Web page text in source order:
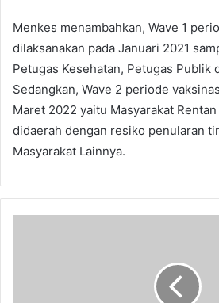
Menkes menambahkan, Wave 1
dilaksanakan pada Januari 2021
Petugas Kesehatan, Petugas Publik
Sedangkan, Wave 2 periode
Maret 2022 yaitu Masyarakat
didaerah dengan resiko penularan
Masyarakat Lainnya.